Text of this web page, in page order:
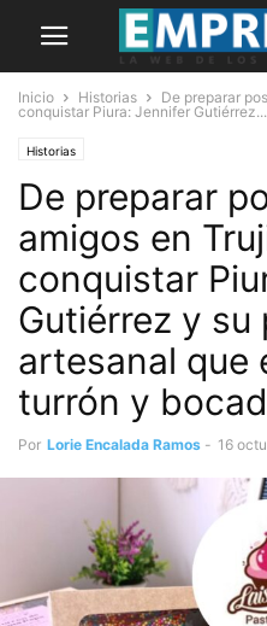
Inicio Historias
De preparar
conquistar Piura: Jennifer Gutiérrez...
Historias
De preparar
amigos en
conquistar
Gutiérrez y su
artesanal que
turrón y
Por Lorie Encalada Ramos - 16